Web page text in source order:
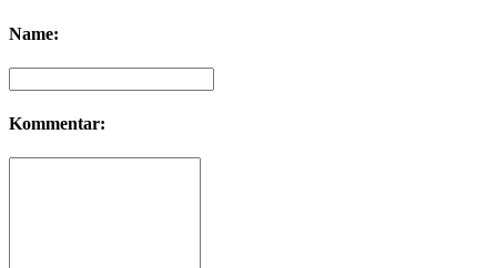
Name:
Kommentar: